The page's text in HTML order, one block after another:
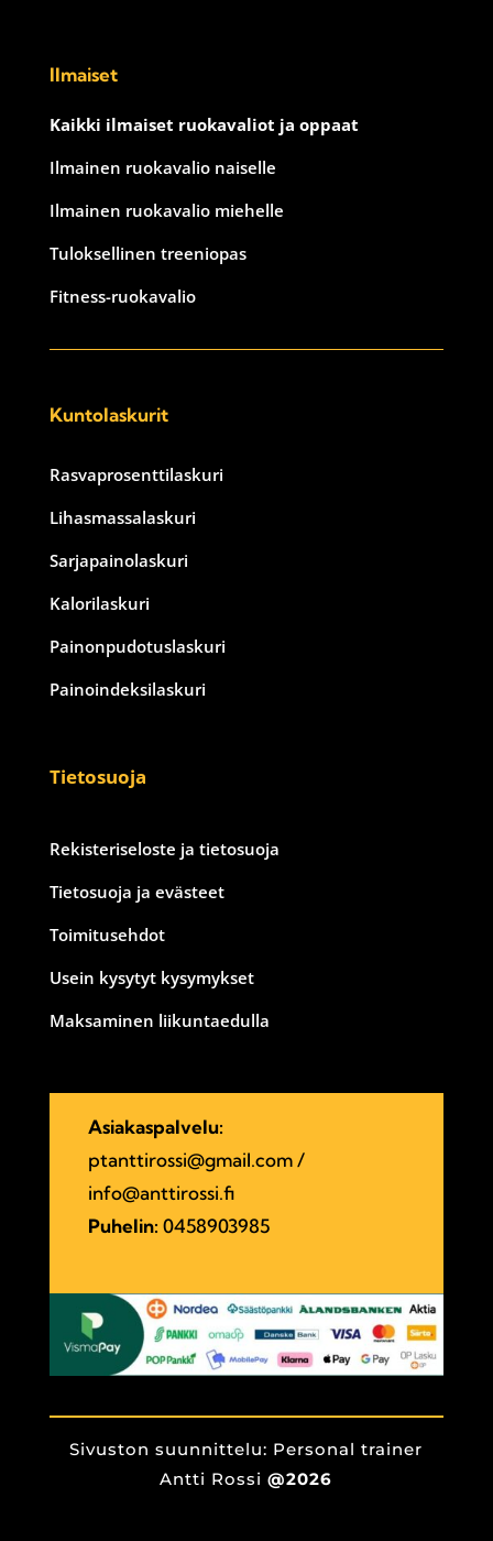
Ilmaiset
Kaikki ilmaiset ruokavaliot ja oppaat
Ilmainen ruokavalio naiselle
Ilmainen ruokavalio miehelle
Tuloksellinen treeniopas
Fitness-ruokavalio
Kuntolaskurit
Rasvaprosenttilaskuri
Lihasmassalaskuri
Sarjapainolaskuri
Kalorilaskuri
Painonpudotuslaskuri
Painoindeksilaskuri
Tietosuoja
Rekisteriseloste ja tietosuoja
Tietosuoja ja evästeet
Toimitusehdot
Usein kysytyt kysymykset
Maksaminen liikuntaedulla
Asiakaspalvelu:
ptanttirossi@gmail.com/
info@anttirossi.fi
Puhelin: 0458903985
Sivuston suunnittelu: Personal trainer
Antti Rossi@2026